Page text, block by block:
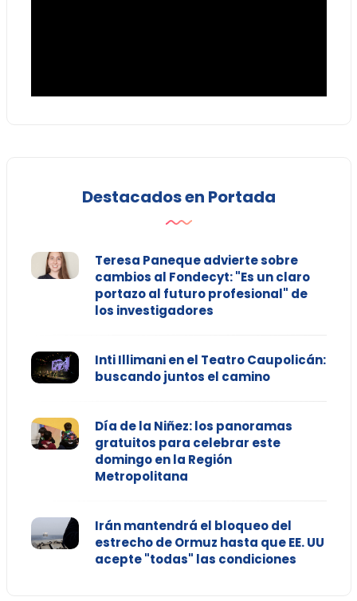
Destacados en Portada
Teresa Paneque advierte sobre
cambios al Fondecyt: "Es un claro
portazo al futuro profesional" de
los investigadores
Inti Illimani en el Teatro Caupolicán:
buscando juntos el camino
Día de la Niñez: los panoramas
gratuitos para celebrar este
domingo en la Región
Metropolitana
Irán mantendrá el bloqueo del
estrecho de Ormuz hasta que EE. UU
acepte "todas" las condiciones